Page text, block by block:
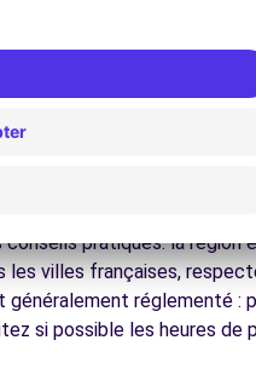
son patrimoine
de Brumath.
détente en pleine nature.
frontalières, facilement
restaurants et marchés
pratiques. la région
les villes françaises,
réglementé :
si possible les heures de